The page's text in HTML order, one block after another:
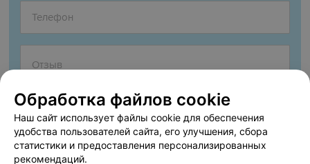
Согласен опубликовать отзыв. Подробнее об
Обработка файлов cookie
Наш сайт использует файлы cookie для обеспечения
удобства пользователей сайта, его улучшения, сбора
статистики и предоставления персонализированных
рекомендаций.